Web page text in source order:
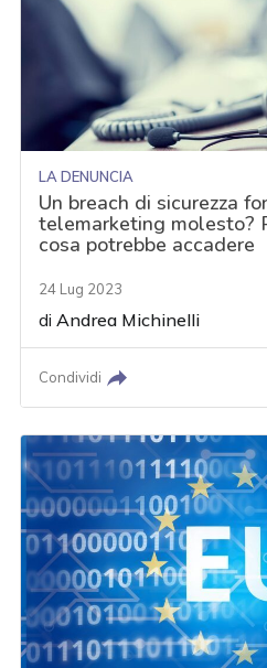
LA DENUNCIA
Un breach di sicurezza
telemarketing molesto?
cosa potrebbe accadere
24 Lug 2023
diAndrea Michinelli
Condividi